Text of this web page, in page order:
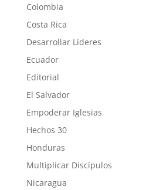
Colombia
Costa Rica
Desarrollar Líderes
Ecuador
Editorial
El Salvador
Empoderar Iglesias
Hechos 30
Honduras
Multiplicar Discípulos
Nicaragua